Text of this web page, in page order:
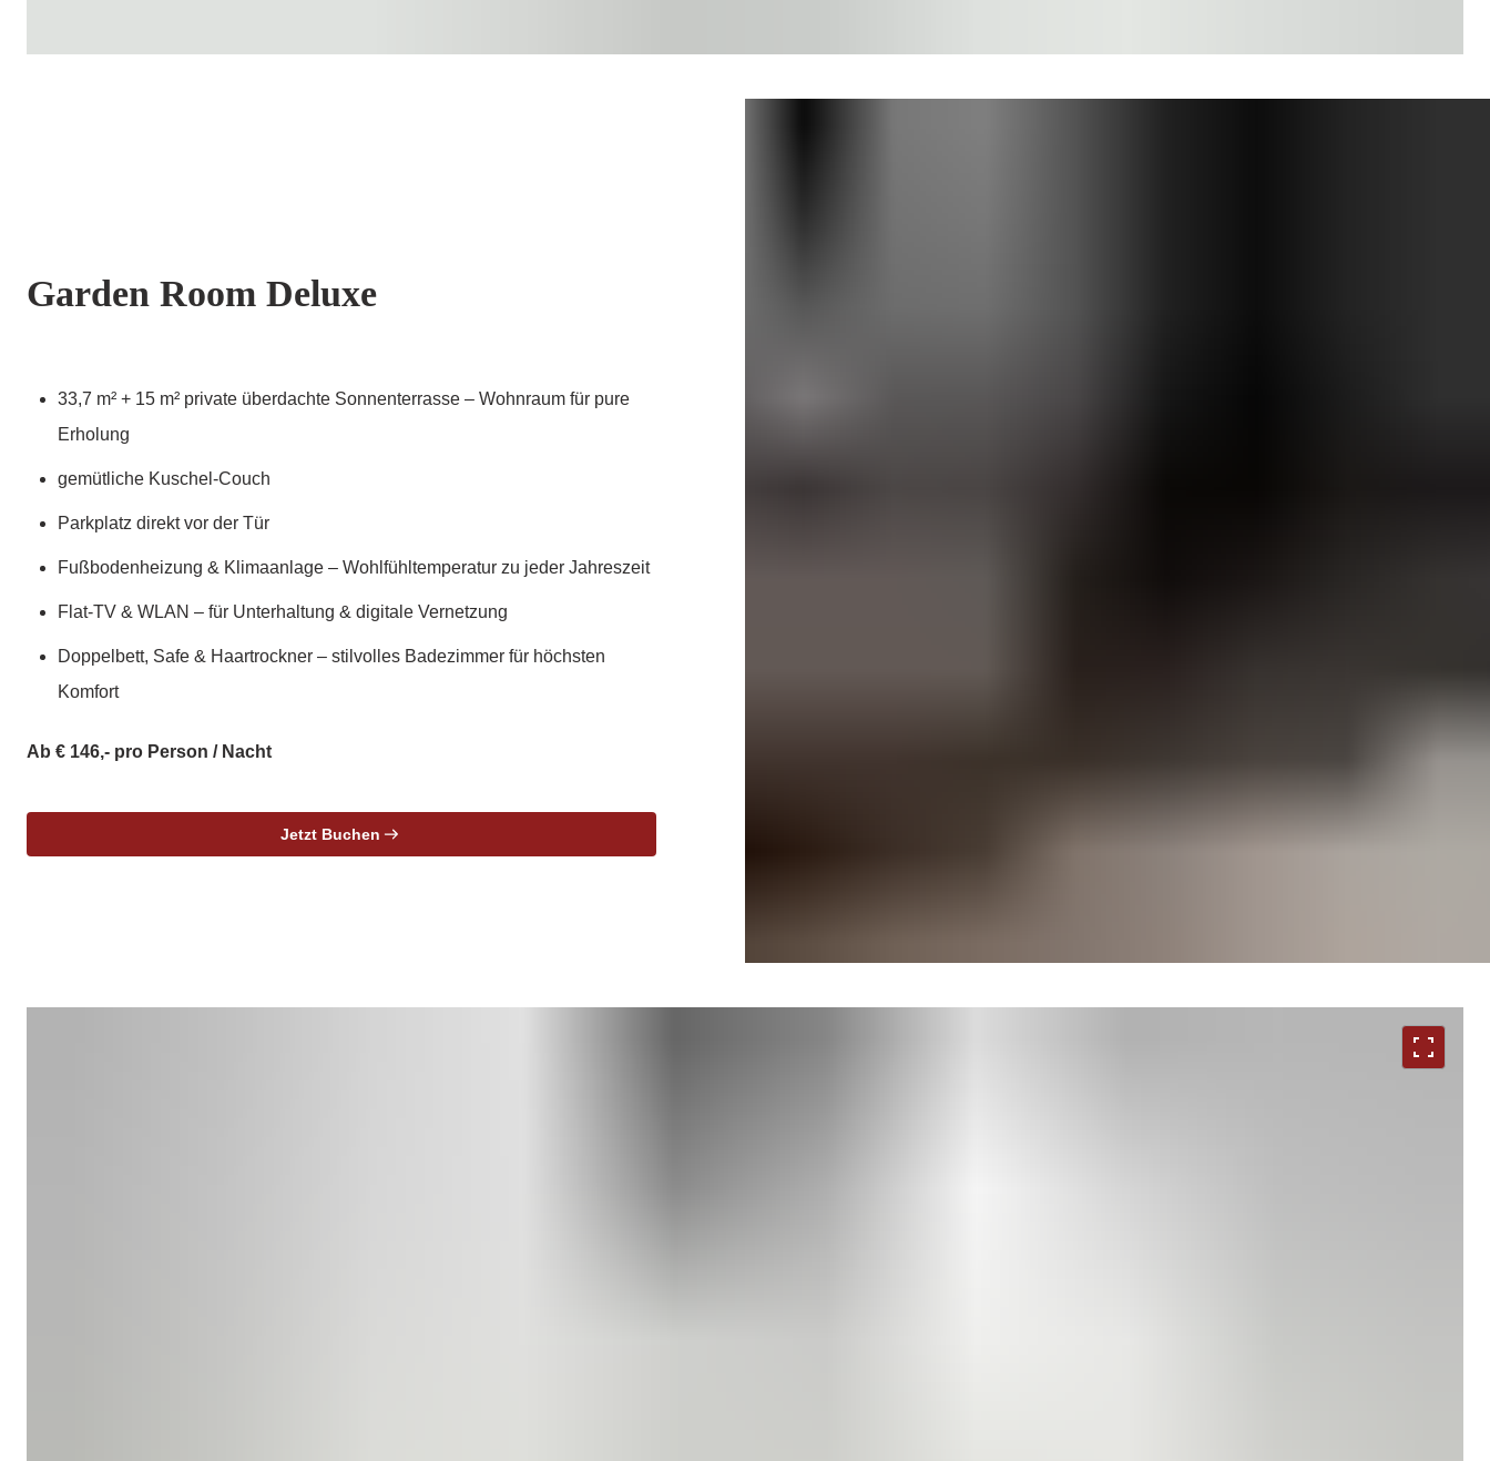
Garden Room Deluxe
33,7 m² + 15 m² private überdachte Sonnenterrasse – Wohnraum für pure
Erholung
gemütliche Kuschel-Couch
Parkplatz direkt vor der Tür
Fußbodenheizung & Klimaanlage – Wohlfühltemperatur zu jeder Jahreszeit
Flat-TV & WLAN – für Unterhaltung & digitale Vernetzung
Doppelbett, Safe & Haartrockner – stilvolles Badezimmer für höchsten
Komfort
Ab € 146,- pro Person / Nacht
Jetzt Buchen